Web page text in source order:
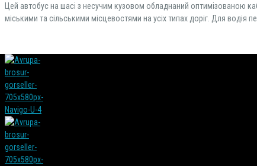
Цей автобус на шасі з несучим кузовом обладнаний оптимізованою
міськими та сільськими місцевостями на усіх типах доріг. Для водія